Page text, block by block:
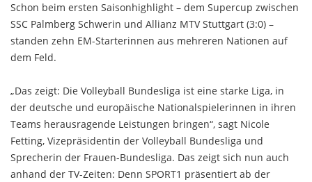
Schon beim ersten Saisonhighlight – dem Supercup zwischen
SSC Palmberg Schwerin und Allianz MTV Stuttgart (3:0) –
standen zehn EM-Starterinnen aus mehreren Nationen auf
dem Feld.
„Das zeigt: Die Volleyball Bundesliga ist eine starke Liga, in
der deutsche und europäische Nationalspielerinnen in ihren
Teams herausragende Leistungen bringen“, sagt Nicole
Fetting, Vizepräsidentin der Volleyball Bundesliga und
Sprecherin der Frauen-Bundesliga. Das zeigt sich nun auch
anhand der TV-Zeiten: Denn SPORT1 präsentiert ab der